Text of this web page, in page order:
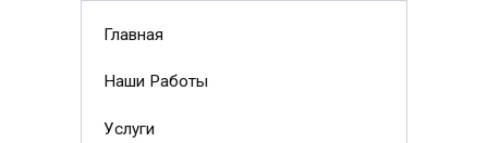
Главная
Наши Работы
Услуги